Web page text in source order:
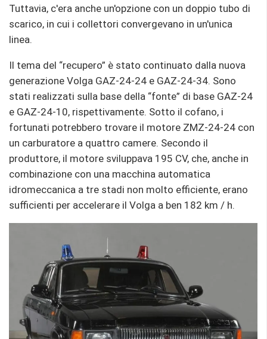
Tuttavia, c'era anche un'opzione con un doppio tubo di
scarico, in cui i collettori convergevano in un'unica
linea.
Il tema del “recupero” è stato continuato dalla nuova
generazione Volga GAZ-24-24 e GAZ-24-34. Sono
stati realizzati sulla base della “fonte” di base GAZ-24
e GAZ-24-10, rispettivamente. Sotto il cofano, i
fortunati potrebbero trovare il motore ZMZ-24-24 con
un carburatore a quattro camere. Secondo il
produttore, il motore sviluppava 195 CV, che, anche in
combinazione con una macchina automatica
idromeccanica a tre stadi non molto efficiente, erano
sufficienti per accelerare il Volga a ben 182 km / h.